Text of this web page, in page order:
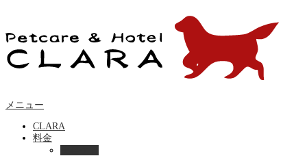
メニュー
CLARA
料金